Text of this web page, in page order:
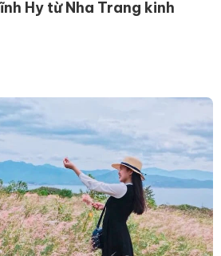
Hy từ Nha Trang kinh